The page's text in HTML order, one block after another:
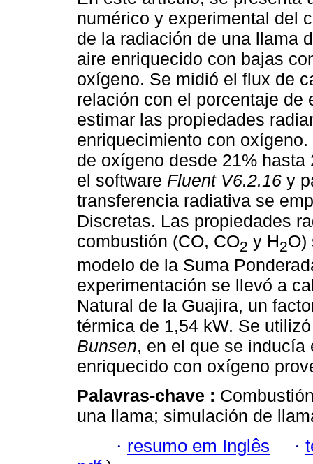
numérico y experimental del
de la radiación de una llama
aire enriquecido con bajas
oxígeno. Se midió el flux de
relación con el porcentaje de
estimar las propiedades
enriquecimiento con
de oxígeno desde 21%
el software Fluent V6.2.16 y
transferencia radiativa se
Discretas. Las propiedades
combustión (CO, CO2 y H2O)
modelo de la Suma
experimentación se llevó a
Natural de la Guajira, un
térmica de 1,54 kW. Se
Bunsen, en el que se
enriquecido con oxígeno
Palavras-chave :
una llama; simulación de
· resumo em Inglês ·